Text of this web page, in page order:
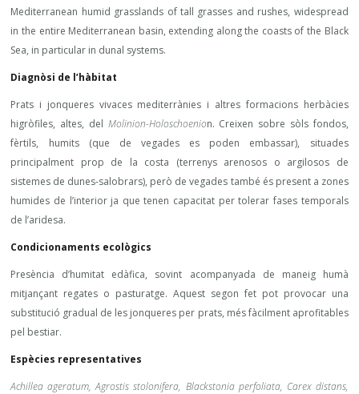
Mediterranean humid grasslands of tall grasses and rushes, widespread
in the entire Mediterranean basin, extending along the coasts of the Black
Sea, in particular in dunal systems.
Diagnòsi de l’hàbitat
Prats i jonqueres vivaces mediterrànies i altres formacions herbàcies
higròfiles, altes, del Molinion-Holoschoenion. Creixen sobre sòls fondos,
fèrtils, humits (que de vegades es poden embassar), situades
principalment prop de la costa (terrenys arenosos o argilosos de
sistemes de dunes-salobrars), però de vegades també és present a zones
humides de l’interior ja que tenen capacitat per tolerar fases temporals
de l’aridesa.
Condicionaments ecològics
Presència d’humitat edàfica, sovint acompanyada de maneig humà
mitjançant regates o pasturatge. Aquest segon fet pot provocar una
substitució gradual de les jonqueres per prats, més fàcilment aprofitables
pel bestiar.
Espècies representatives
Achillea ageratum, Agrostis stolonifera, Blackstonia perfoliata, Carex distans,